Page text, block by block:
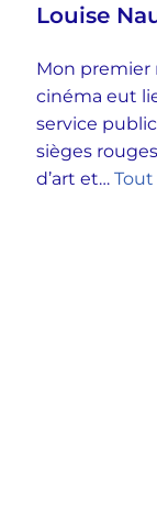
Louise
Mon premier
cinéma eut
service
sièges
d’art et…Tout